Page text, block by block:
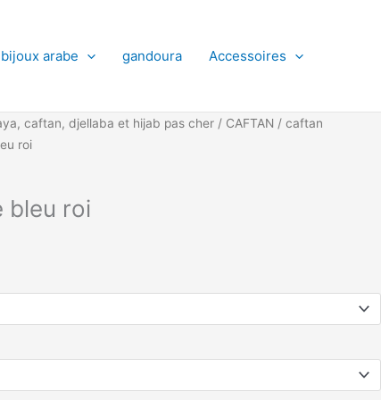
bijoux arabe gandoura Accessoires
caftan, djellaba et hijab pas cher/ CAFTAN / caftan
roi
bleu roi
€.